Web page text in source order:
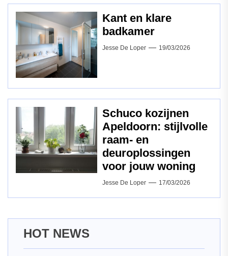
Kant en klare
badkamer
Jesse De Loper 19/03/2026
Schuco kozijnen
Apeldoorn: stijlvolle
raam‑ en
deuroplossingen
voor jouw woning
Jesse De Loper 17/03/2026
HOT NEWS